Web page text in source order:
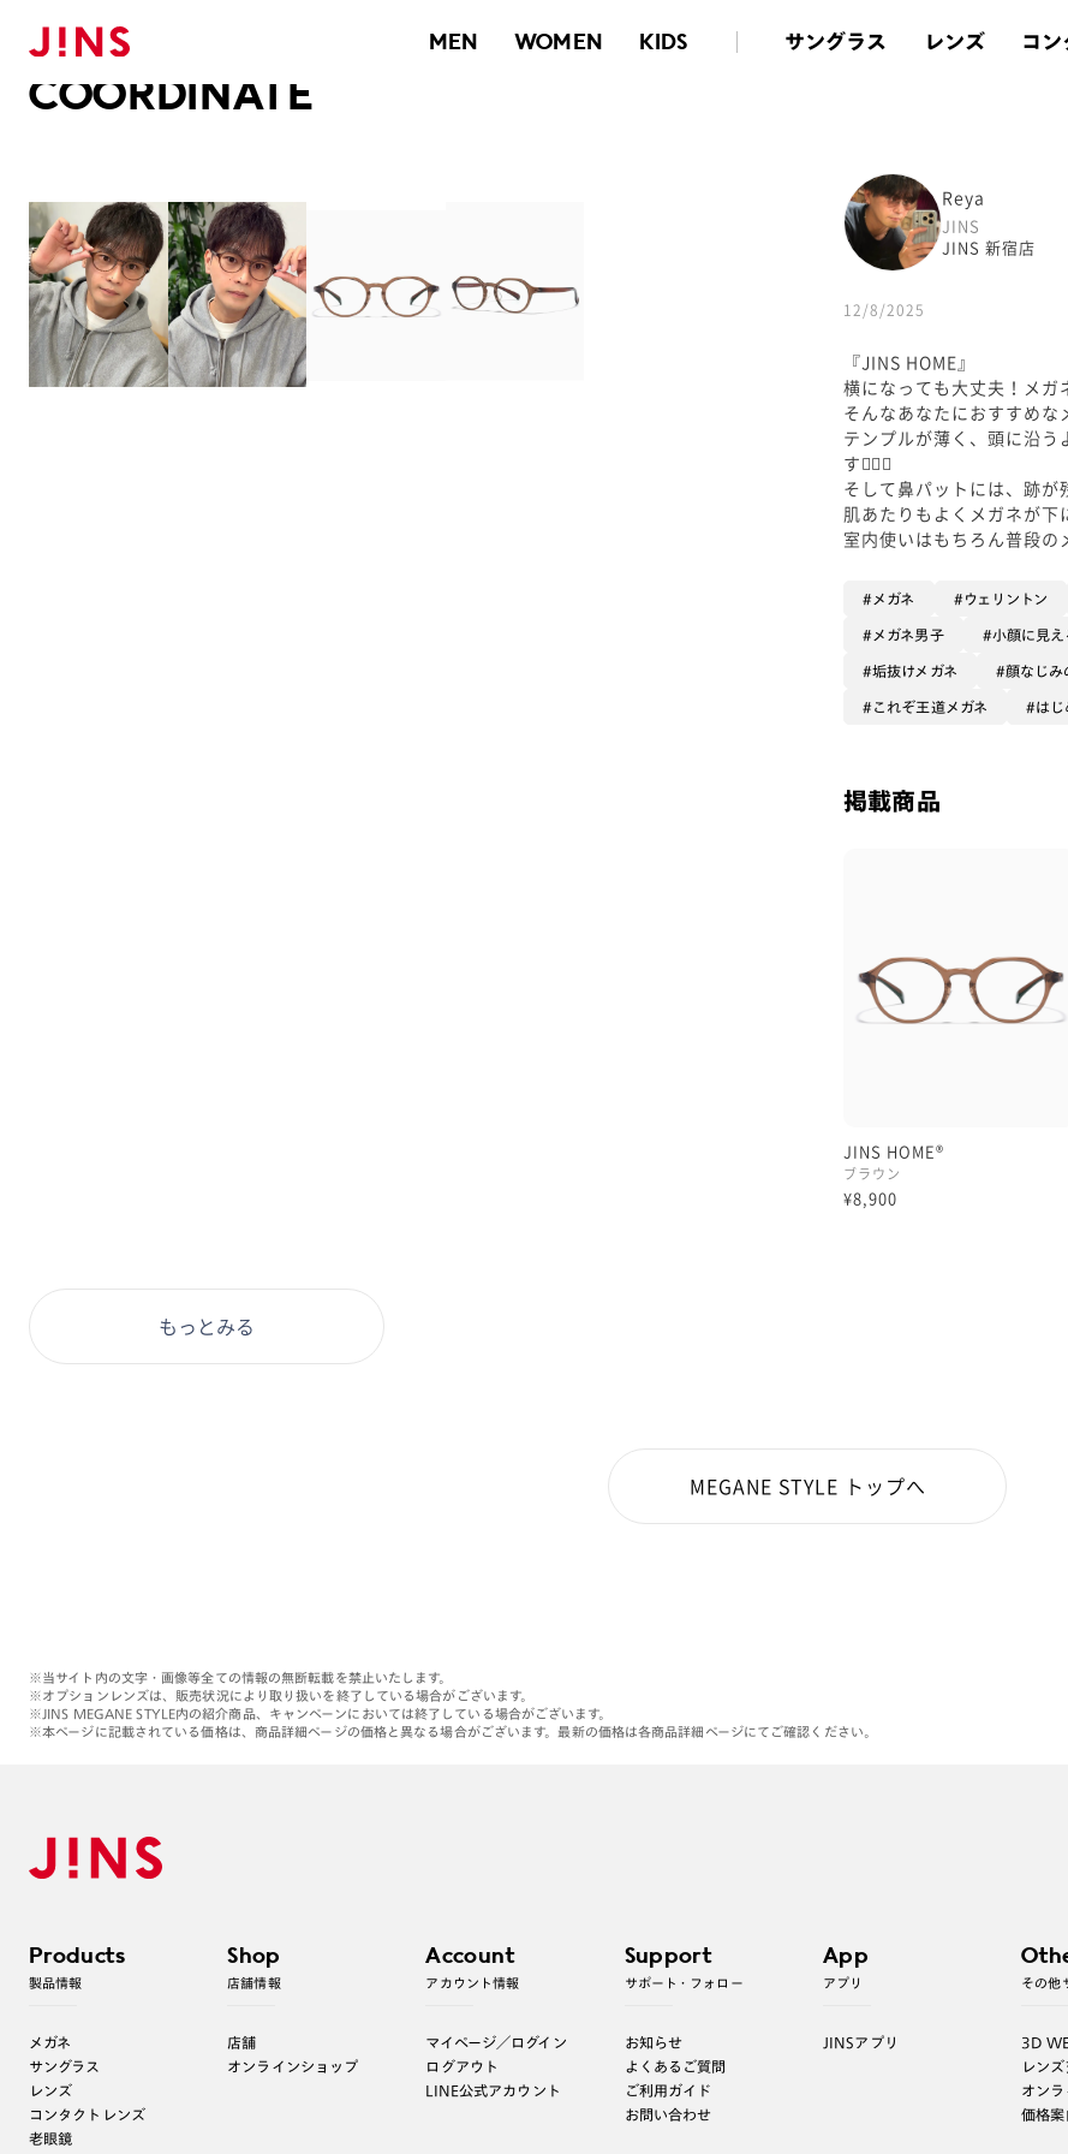
MEN WOMEN KIDS サングラス レンズ コン
メガネのJINS TOP
COORDINATE
Reya
JINS
JINS 新宿店
12/8/2025
『JINS HOME』
横になっても大丈夫！メガ
そんなあなたにおすすめ
テンプルが薄く、頭に沿
す👍🏻✨
そして鼻パットには、跡が
肌あたりもよくメガネが
メガネ ウェリントン
メガネ男子 小顔に見え
垢抜けメガネ 顔なじみ
これぞ王道メガネ はじ
掲載商品
JINS HOME®
ブラウン
¥8,900
もっとみる
MEGANE STYLE トップへ
※当サイト内の文字・画像等全ての情報の無断転載を禁止いたします。
※オプションレンズは、販売状況により取り扱いを終了している場合がございます。
※JINS MEGANE STYLE内の紹介商品、キャンペーンにおいては終了している場合がございます。
※本ページに記載されている価格は、商品詳細ページの価格と異なる場合がございます。最新の価格は各商品詳細ページにてご確認ください。
Products
製品情報
メガネ
サングラス
レンズ
コンタクトレンズ
老眼鏡
Shop
店舗情報
店舗
オンラインショップ
Account
アカウント情報
マイページ／ログイン
ログアウト
LINE公式アカウント
Support
サポート・フォロー
お知らせ
よくあるご質問
ご利用ガイド
お問い合わせ
App
アプリ
JINSアプリ
その他
3D
レン
オンラ
価格案